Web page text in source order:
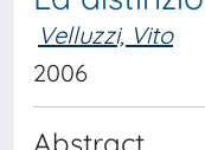
Velluzzi, Vito
2006
Abstract